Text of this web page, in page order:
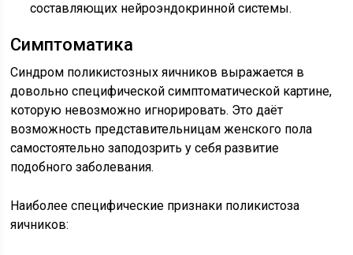
составляющих нейроэндокринной системы.
Симптоматика
Синдром поликистозных яичников выражается в
довольно специфической симптоматической картине,
которую невозможно игнорировать. Это даёт
возможность представительницам женского пола
самостоятельно заподозрить у себя развитие
подобного заболевания.
Наиболее специфические признаки поликистоза
яичников: